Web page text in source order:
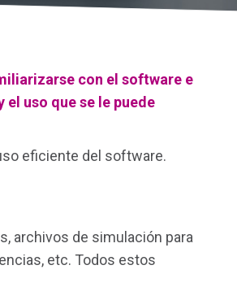
con el software e
uso que se le puede
eficiente del software.
archivos de simulación para
etc. Todos estos